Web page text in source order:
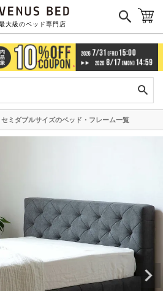
大級のベッド専門店
セミダブルサイズのベッド・フレーム一覧